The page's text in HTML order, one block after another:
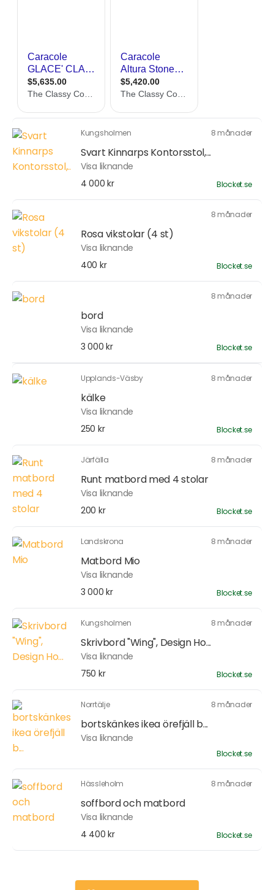
Kungsholmen 8 månader
Svart Kinnarps Kontorsstol,...
Visa liknande
4 000 kr
Blocket.se
8 månader
Rosa vikstolar (4 st)
Visa liknande
400 kr
Blocket.se
8 månader
bord
Visa liknande
3 000 kr
Blocket.se
Upplands-Väsby 8 månader
kälke
Visa liknande
250 kr
Blocket.se
Järfälla 8 månader
Runt matbord med 4 stolar
Visa liknande
200 kr
Blocket.se
Landskrona 8 månader
Matbord Mio
Visa liknande
3 000 kr
Blocket.se
Kungsholmen 8 månader
Skrivbord "Wing", Design Ho...
Visa liknande
750 kr
Blocket.se
Norrtälje 8 månader
bortskänkes ikea örefjäll b...
Visa liknande
Blocket.se
Hässleholm 8 månader
soffbord och matbord
Visa liknande
4 400 kr
Blocket.se